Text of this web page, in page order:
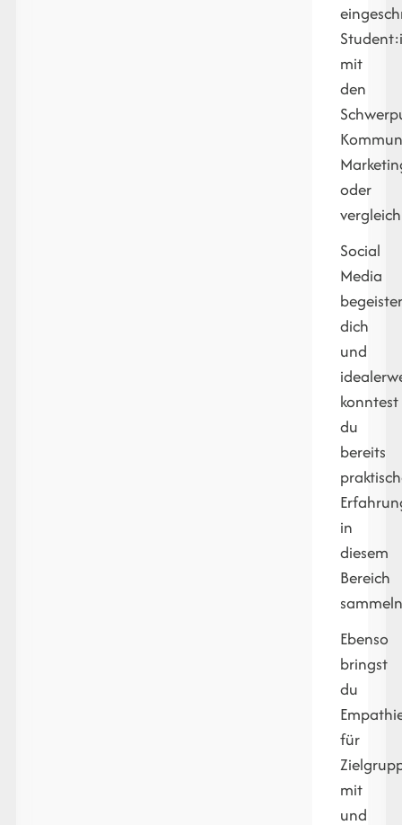
mit
den
oder
Social
Media
dich
und
konntest
du
bereits
in
diesem
Bereich
Ebenso
bringst
du
für
mit
und